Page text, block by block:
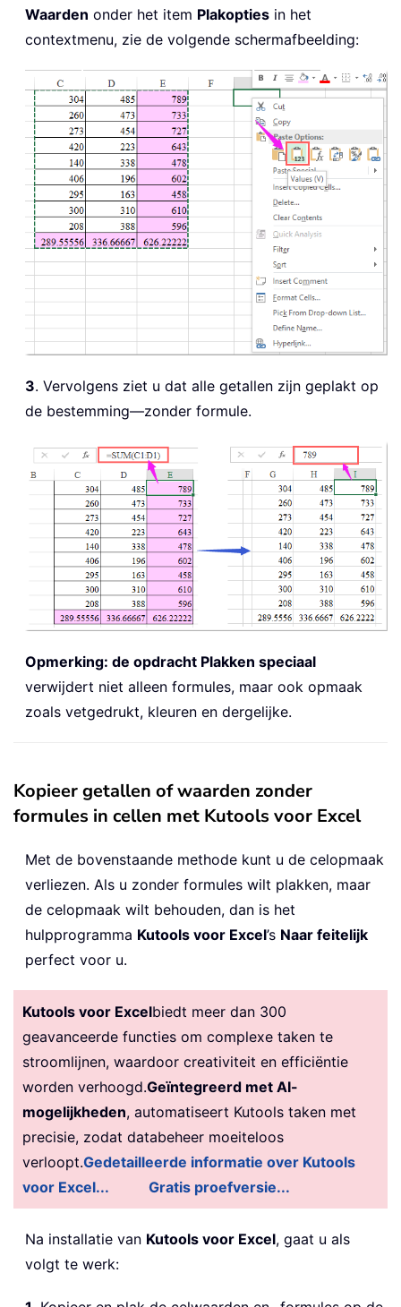
Waarden onder het item Plakopties in het
contextmenu, zie de volgende schermafbeelding:
3. Vervolgens ziet u dat alle getallen zijn geplakt op
de bestemming—zonder formule.
Opmerking: de opdracht Plakken speciaal
verwijdert niet alleen formules, maar ook opmaak
zoals vetgedrukt, kleuren en dergelijke.
Kopieer getallen of waarden zonder
formules in cellen met Kutools voor Excel
Met de bovenstaande methode kunt u de celopmaak
verliezen. Als u zonder formules wilt plakken, maar
de celopmaak wilt behouden, dan is het
hulpprogramma Kutools voor Excel’s Naar feitelijk
perfect voor u.
Kutools voor Excelbiedt meer dan 300
geavanceerde functies om complexe taken te
stroomlijnen, waardoor creativiteit en efficiëntie
worden verhoogd.Geïntegreerd met AI-
mogelijkheden, automatiseert Kutools taken met
precisie, zodat databeheer moeiteloos
verloopt.Gedetailleerde informatie over Kutools
voor Excel...
Gratis proefversie...
Na installatie van Kutools voor Excel, gaat u als
volgt te werk: